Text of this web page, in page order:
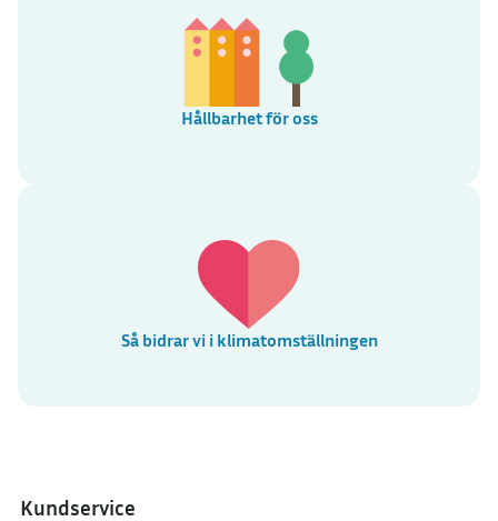
Hållbarhet för oss
Så bidrar vi i klimatomställningen
Kundservice